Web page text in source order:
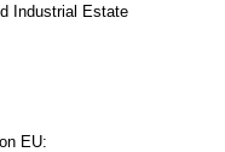
Industrial Estate
EU: